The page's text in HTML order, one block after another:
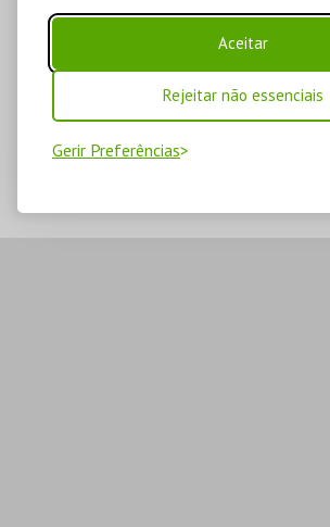
Aceitar
Rejeitar não essenciais
Gerir Preferências